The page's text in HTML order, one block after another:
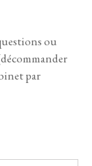
ou
par